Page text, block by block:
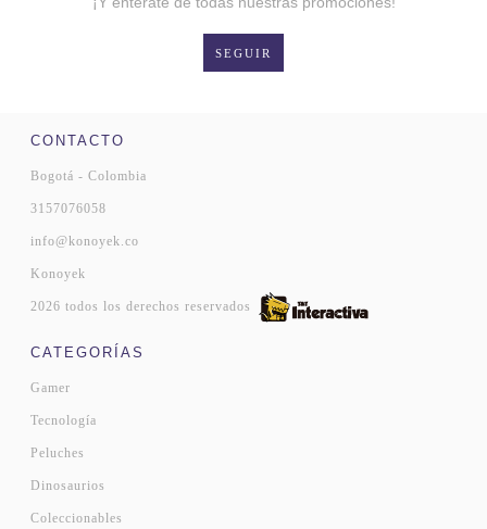
SEGUIR
CONTACTO
Bogotá - Colombia
3157076058
info@konoyek.co
Konoyek
2026 todos los derechos reservados
CATEGORÍAS
Gamer
Tecnología
Peluches
Dinosaurios
Coleccionables